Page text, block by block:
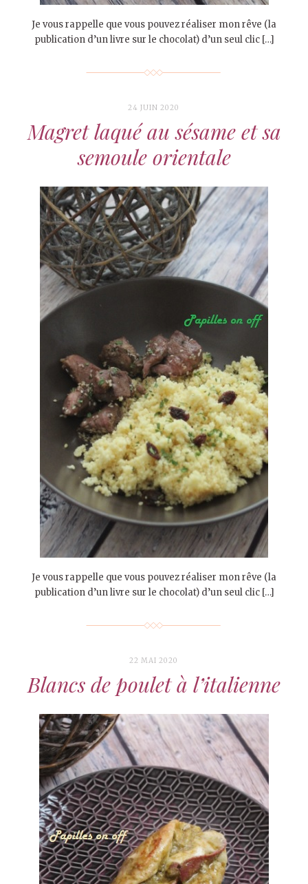
Je vous rappelle que vous pouvez réaliser mon rêve (la
publication d’un livre sur le chocolat) d’un seul clic […]
24 JUIN 2020
Magret laqué au sésame et sa
semoule orientale
Je vous rappelle que vous pouvez réaliser mon rêve (la
publication d’un livre sur le chocolat) d’un seul clic […]
22 MAI 2020
Blancs de poulet à l’italienne